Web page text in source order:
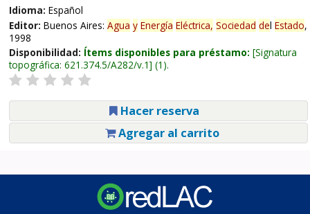
Idioma: Español
Editor: Buenos Aires: Agua y Energía Eléctrica, Sociedad del Estado,
1998
Disponibilidad: Ítems disponibles para préstamo: Signatura
topográfica: 621.374.5/A282/v.1 (1).
Hacer reserva
Agregar al carrito